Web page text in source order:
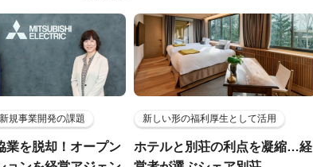
規事業開発の課題
業を脱却！オープン
新しい形の福利厚生として活用
ホテルと別荘の利点を凝縮…経